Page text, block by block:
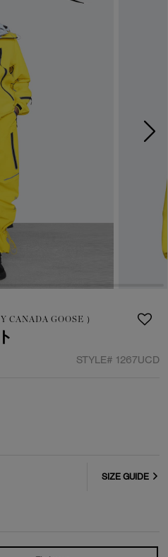
ョン
ョン
ョンLOOK
Tシャツ
ョン
ョンLOOK
Tシャツ
Generationsは、アウター
再販を通じて、長く愛される製
いでいきます。
なピースもご覧いただけます。
詳しく見る
下取り申請
CANADA GOOSE ）
STYLE# 1267UCD
SIZE GUIDE